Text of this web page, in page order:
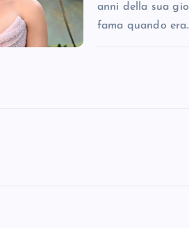
anni della sua
fama quando